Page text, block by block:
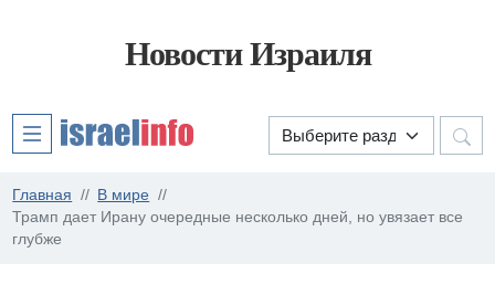
Новости Израиля
Главная
В мире
Трамп дает Ирану очередные несколько дней, но увязает все
глубже